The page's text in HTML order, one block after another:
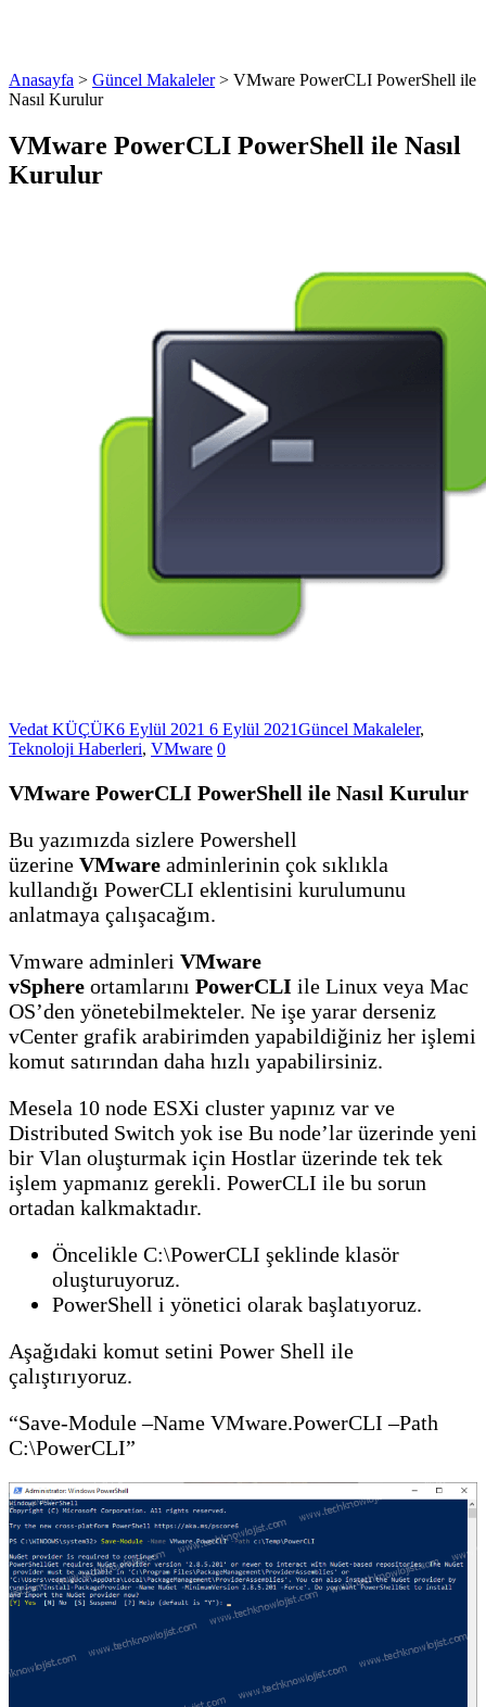
Anasayfa > Güncel Makaleler> VMware PowerCLI PowerShell ile
Nasıl Kurulur
VMware PowerCLI PowerShell ile Nasıl
Kurulur
Vedat KÜÇÜK6 Eylül 2021 6 Eylül 2021Güncel Makaleler,
Teknoloji Haberleri, VMware 0
VMware PowerCLI PowerShell ile Nasıl Kurulur
Bu yazımızda sizlere Powershell
üzerine VMware adminlerinin çok sıklıkla
kullandığı PowerCLI eklentisini kurulumunu
anlatmaya çalışacağım.
Vmware adminleri VMware
vSphere ortamlarını PowerCLI ile Linux veya Mac
OS’den yönetebilmekteler. Ne işe yarar derseniz
vCenter grafik arabirimden yapabildiğiniz her işlemi
komut satırından daha hızlı yapabilirsiniz.
Mesela 10 node ESXi cluster yapınız var ve
Distributed Switch yok ise Bu node’lar üzerinde yeni
bir Vlan oluşturmak için Hostlar üzerinde tek tek
işlem yapmanız gerekli. PowerCLI ile bu sorun
ortadan kalkmaktadır.
Öncelikle C:\PowerCLI şeklinde klasör
oluşturuyoruz.
PowerShell i yönetici olarak başlatıyoruz.
Aşağıdaki komut setini Power Shell ile
çalıştırıyoruz.
“Save-Module –Name VMware.PowerCLI –Path
C:\PowerCLI”